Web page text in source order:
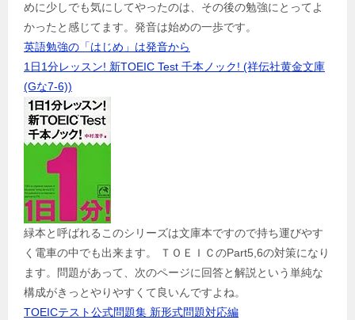
めに少しでも気にしてやったのは、その後の勉強にとってよ
かったと感じてます。発音は始めの一歩です。
英語勉強の「はじめ」は発音から
1日1分レッスン! 新TOEIC Test 千本ノック! (祥伝社黄金文庫
(Gな7-6))
緑本と呼ばれるこのシリーズは文庫本ですので持ち運びやす
く電車の中でも出来ます。 ＴＯＥＩＣのPart5,6の対策になり
ます。問題があって、次のページに回答と解説という単純な
構成がきっとやりやすくて良いんですよね。
TOEICテスト公式問題集 新形式問題対応編